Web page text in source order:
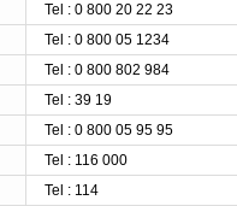
Tel : 0 800 20 22 23
Tel : 0 800 05 1234
Tel : 0 800 802 984
Tel : 39 19
Tel : 0 800 05 95 95
Tel : 116 000
Tel : 114